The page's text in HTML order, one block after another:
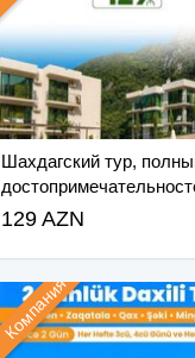
Шахдагский тур,
развлечений
129 AZN
Компания